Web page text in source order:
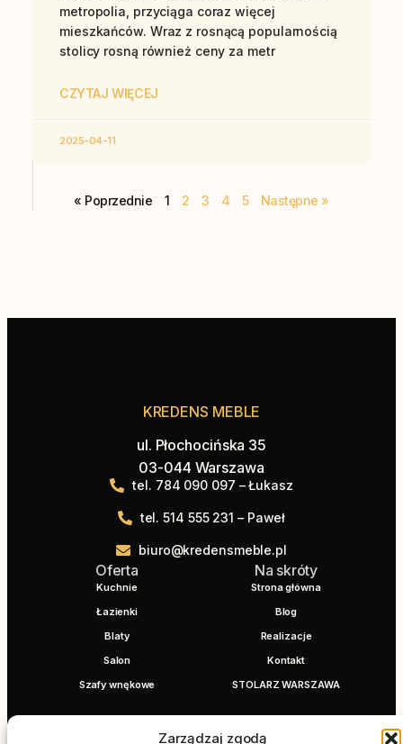
Zarządzaj zgodą
metropolia, przyciąga coraz więcej
mieszkańców. Wraz z rosnącą popularnością
stolicy rosną również ceny za metr
CZYTAJ WIĘCEJ
2025-04-11
« Poprzednie 1 2 3 4 5 Następne »
KREDENS MEBLE
ul. Płochocińska 35
03-044 Warszawa
tel. 784 090 097 – Łukasz
tel. 514 555 231 – Paweł
biuro@kredensmeble.pl
Oferta
Kuchnie
Łazienki
Blaty
Salon
Szafy wnękowe
Na skróty
Strona główna
Blog
Realizacje
Kontakt
STOLARZ WARSZAWA